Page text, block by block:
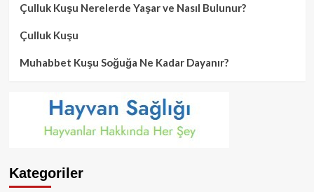
Çulluk Kuşu Nerelerde Yaşar ve Nasıl Bulunur?
Çulluk Kuşu
Muhabbet Kuşu Soğuğa Ne Kadar Dayanır?
Kategoriler